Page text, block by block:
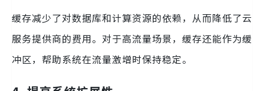
缓存减少了对数据库和计算资源的依赖，从而降低了云
服务提供商的费用。对于高流量场景，缓存还能作为缓
冲区，帮助系统在流量激增时保持稳定。